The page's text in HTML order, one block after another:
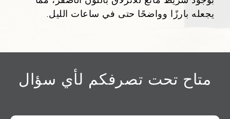
يجعله بارزًا وواضحًا حتى في ساعات الليل.
متاح تحت تصرفكم لأي سؤال